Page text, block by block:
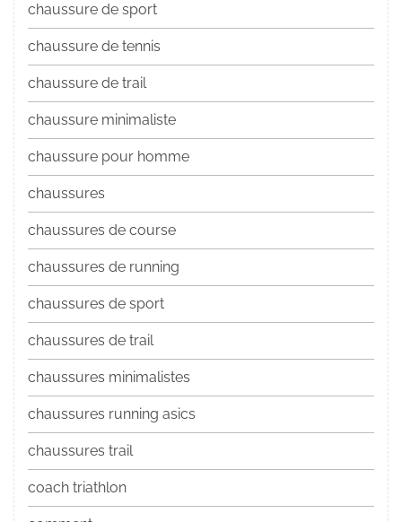
chaussure de sport
chaussure de tennis
chaussure de trail
chaussure minimaliste
chaussure pour homme
chaussures
chaussures de course
chaussures de running
chaussures de sport
chaussures de trail
chaussures minimalistes
chaussures running asics
chaussures trail
coach triathlon